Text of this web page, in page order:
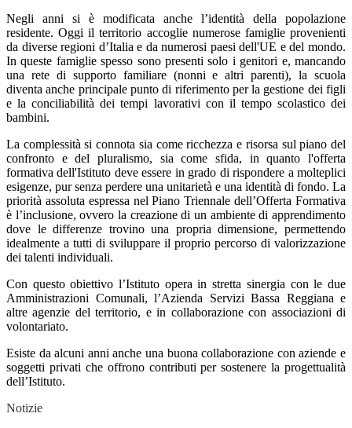
Negli anni si è modificata anche l’identità della popolazione
residente. Oggi il territorio accoglie numerose famiglie provenienti
da diverse regioni d’Italia e da numerosi paesi dell'UE e del mondo.
In queste famiglie spesso sono presenti solo i genitori e, mancando
una rete di supporto familiare (nonni e altri parenti), la scuola
diventa anche principale punto di riferimento per la gestione dei figli
e la conciliabilità dei tempi lavorativi con il tempo scolastico dei
bambini.
La complessità si connota sia come ricchezza e risorsa sul piano del
confronto e del pluralismo, sia come sfida, in quanto l'offerta
formativa dell'Istituto deve essere in grado di rispondere a molteplici
esigenze, pur senza perdere una unitarietà e una identità di fondo. La
priorità assoluta espressa nel Piano Triennale dell’Offerta Formativa
è l’inclusione, ovvero la creazione di un ambiente di apprendimento
dove le differenze trovino una propria dimensione, permettendo
idealmente a tutti di sviluppare il proprio percorso di valorizzazione
dei talenti individuali.
Con questo obiettivo l’Istituto opera in stretta sinergia con le due
Amministrazioni Comunali, l’Azienda Servizi Bassa Reggiana e
altre agenzie del territorio, e in collaborazione con associazioni di
volontariato.
Esiste da alcuni anni anche una buona collaborazione con aziende e
soggetti privati che offrono contributi per sostenere la progettualità
dell’Istituto.
Notizie